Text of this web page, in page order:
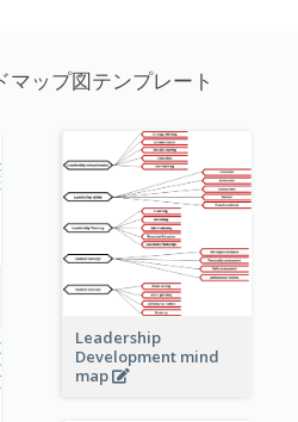
マップ図テンプレート
Leadership
Development mind
map